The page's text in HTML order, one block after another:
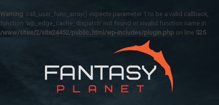
Warning: call_user_func_array() expects parameter 1 to be a valid callback,
function 'wp_edge_cache_dispatch' not found or invalid function name in
/www/sites/2/site24452/public_html/wp-includes/plugin.php on line 525